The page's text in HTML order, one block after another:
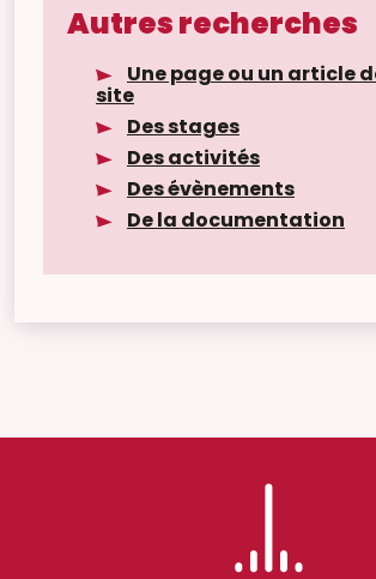
Autres recherches
Une page ou un article
site
Des stages
Des activités
Des évènements
De la documentation